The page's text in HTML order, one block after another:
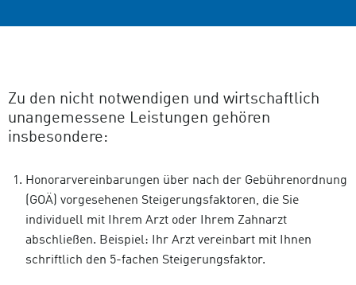
Zu den nicht notwendigen und wirtschaftlich
unangemessene Leistungen gehören
insbesondere:
Honorarvereinbarungen über nach der Gebührenordnung
(GOÄ) vorgesehenen Steigerungsfaktoren, die Sie
individuell mit Ihrem Arzt oder Ihrem Zahnarzt
abschließen. Beispiel: Ihr Arzt vereinbart mit Ihnen
schriftlich den 5-fachen Steigerungsfaktor.